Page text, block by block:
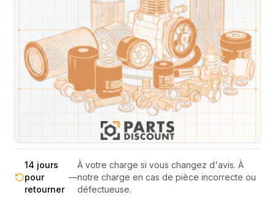
sous 48-
72h
—
Sous réserve de disponibilité des stocks.
Livraison estimée 24h/48h par les
transporteurs.
France
métropolitaine
Livraison exclusivement en France
métropolitaine (hors Corse et DOM-
TOM).
totale
Pas de surprise : le coût exact est
calculé selon le poids et le volume de
votre commande avant paiement.
14 jours
pour
retourner
—
À votre charge si vous changez d'avis. À
notre charge en cas de pièce incorrecte ou
défectueuse.